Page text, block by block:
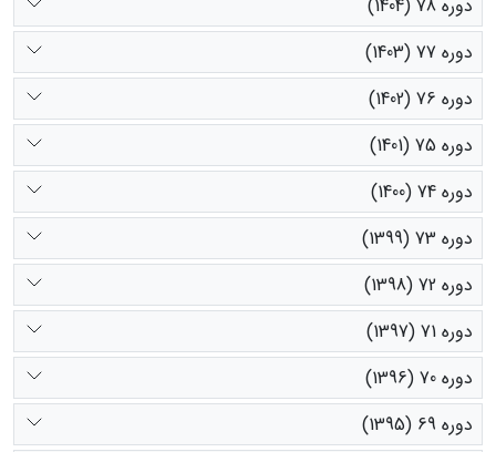
دوره 78 (1404)
دوره 77 (1403)
دوره 76 (1402)
دوره 75 (1401)
دوره 74 (1400)
دوره 73 (1399)
دوره 72 (1398)
دوره 71 (1397)
دوره 70 (1396)
دوره 69 (1395)